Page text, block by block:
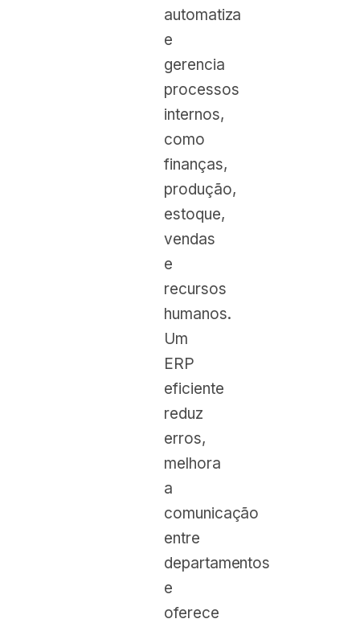
automatiza
e
gerencia
processos
internos,
como
finanças,
produção,
estoque,
vendas
e
recursos
humanos.
Um
ERP
eficiente
reduz
erros,
melhora
a
comunicação
entre
departamentos
e
oferece